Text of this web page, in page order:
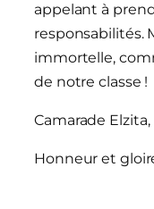
appelant à
responsabilités.
immortelle,
de notre classe !
Camarade
Honneur et